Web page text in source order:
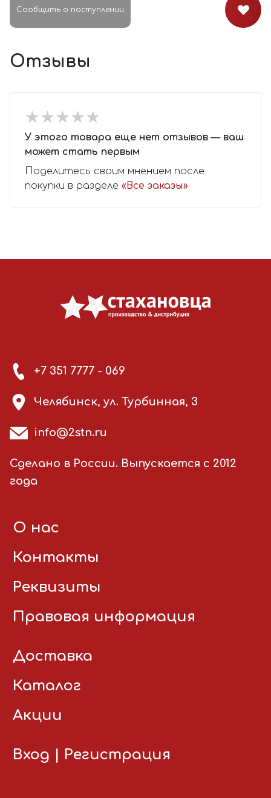
Сообщить о поступлении
Отзывы
★★★★★
★★★★★
У этого товара еще нет отзывов — ваш
может стать первым
Поделитесь своим мнением после
покупки в разделе «Все заказы»
+7 351 7777 - 069
Челябинск, ул. Турбинная, 3
info@2stn.ru
Сделано в России. Выпускается с 2012
года
О нас
Контакты
Реквизиты
Правовая информация
Доставка
Каталог
Акции
Вход Регистрация